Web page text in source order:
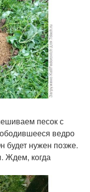
песок с
ведро
будет нужен позже.
Ждем, когда